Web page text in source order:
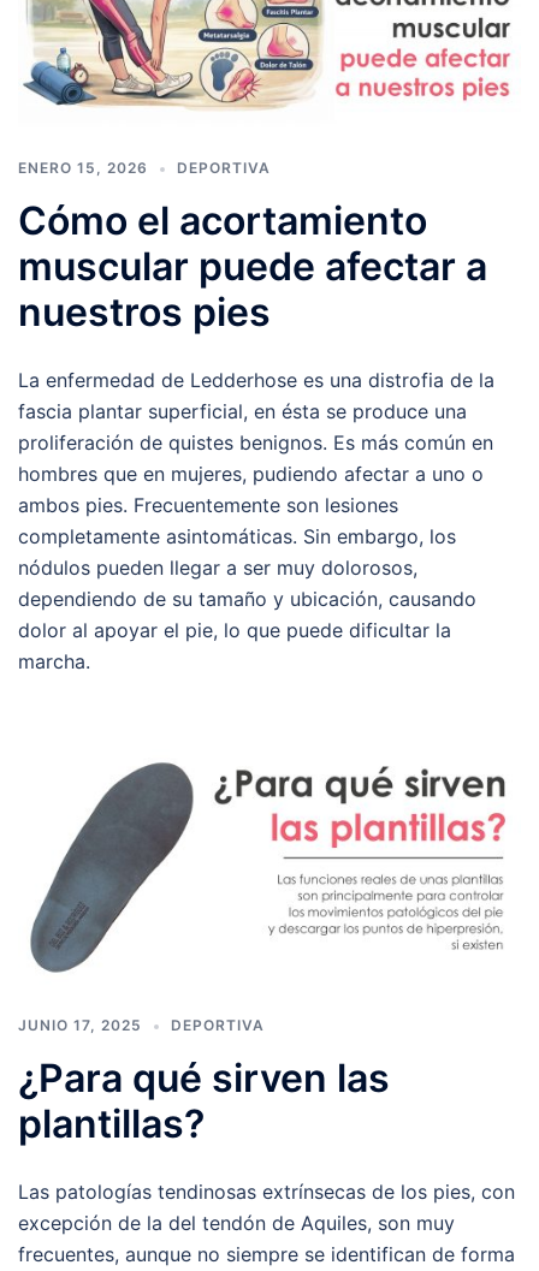
ENERO 15, 2026 DEPORTIVA
Cómo el acortamiento
muscular puede afectar a
nuestros pies
La enfermedad de Ledderhose es una distrofia de la
fascia plantar superficial, en ésta se produce una
proliferación de quistes benignos. Es más común en
hombres que en mujeres, pudiendo afectar a uno o
ambos pies. Frecuentemente son lesiones
completamente asintomáticas. Sin embargo, los
nódulos pueden llegar a ser muy dolorosos,
dependiendo de su tamaño y ubicación, causando
dolor al apoyar el pie, lo que puede dificultar la
marcha.
JUNIO 17, 2025 DEPORTIVA
¿Para qué sirven las
plantillas?
Las patologías tendinosas extrínsecas de los pies, con
excepción de la del tendón de Aquiles, son muy
frecuentes, aunque no siempre se identifican de forma